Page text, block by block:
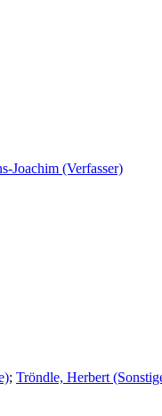
Joachim (Verfasser)
; Tröndle, Herbert